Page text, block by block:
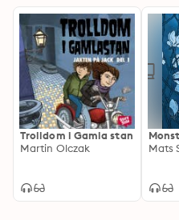
Trolldom i Gamla stan
Martin Olczak
Mats